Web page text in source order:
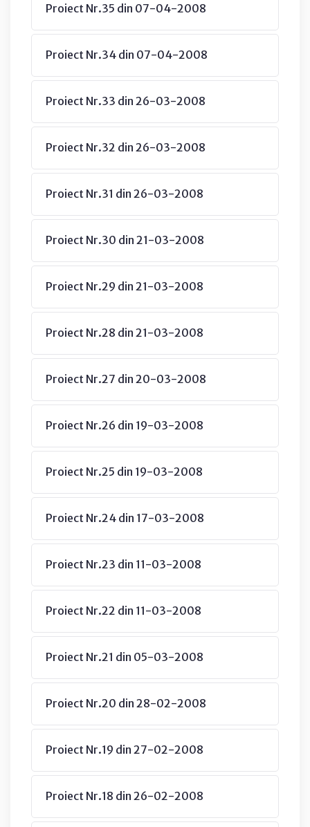
Proiect Nr.35 din 07-04-2008
Proiect Nr.34 din 07-04-2008
Proiect Nr.33 din 26-03-2008
Proiect Nr.32 din 26-03-2008
Proiect Nr.31 din 26-03-2008
Proiect Nr.30 din 21-03-2008
Proiect Nr.29 din 21-03-2008
Proiect Nr.28 din 21-03-2008
Proiect Nr.27 din 20-03-2008
Proiect Nr.26 din 19-03-2008
Proiect Nr.25 din 19-03-2008
Proiect Nr.24 din 17-03-2008
Proiect Nr.23 din 11-03-2008
Proiect Nr.22 din 11-03-2008
Proiect Nr.21 din 05-03-2008
Proiect Nr.20 din 28-02-2008
Proiect Nr.19 din 27-02-2008
Proiect Nr.18 din 26-02-2008